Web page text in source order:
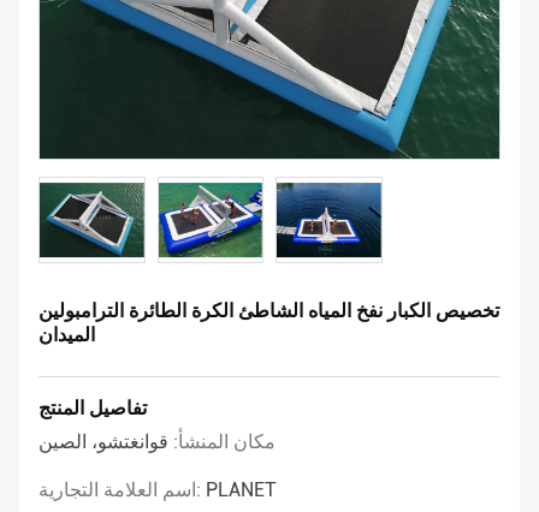
تخصيص الكبار نفخ المياه الشاطئ الكرة الطائرة الترامبولين
الميدان
تفاصيل المنتج
مكان المنشأ: قوانغتشو، الصين
اسم العلامة التجارية: PLANET